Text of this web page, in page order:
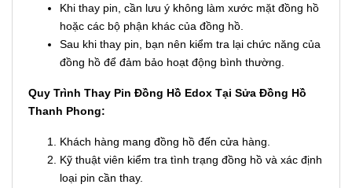
Khi thay pin, cần lưu ý không làm xước mặt đồng hồ
hoặc các bộ phận khác của đồng hồ.
Sau khi thay pin, bạn nên kiểm tra lại chức năng của
đồng hồ để đảm bảo hoạt động bình thường.
Quy Trình Thay Pin Đồng Hồ Edox Tại Sửa Đồng Hồ
Thanh Phong:
Khách hàng mang đồng hồ đến cửa hàng.
Kỹ thuật viên kiểm tra tình trạng đồng hồ và xác định
loại pin cần thay.